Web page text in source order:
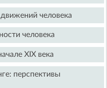
человека
человека
XIX века
перспективы